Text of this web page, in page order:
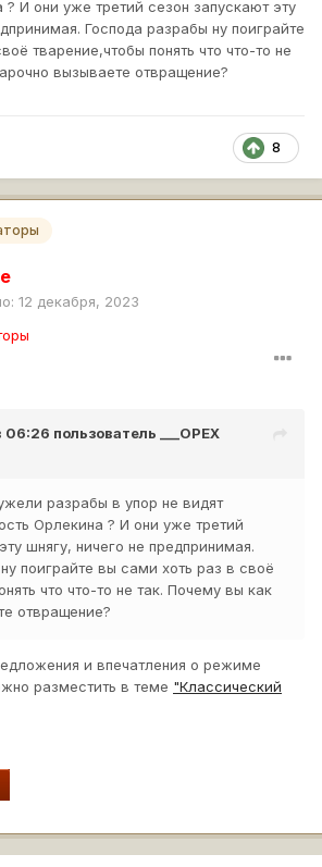
И они уже третий сезон запускают эту
Господа разрабы ну поиграйте
тварение,чтобы понять что что-то не
вызываете отвращение?
8
12 декабря, 2023
06:26 пользователь
___OPEX
разрабы в упор не видят
Орлекина ? И они уже третий
шнягу, ничего не предпринимая.
поиграйте вы сами хоть раз в своё
что что-то не так. Почему вы как
отвращение?
и впечатления о режиме
разместить в теме "Классический